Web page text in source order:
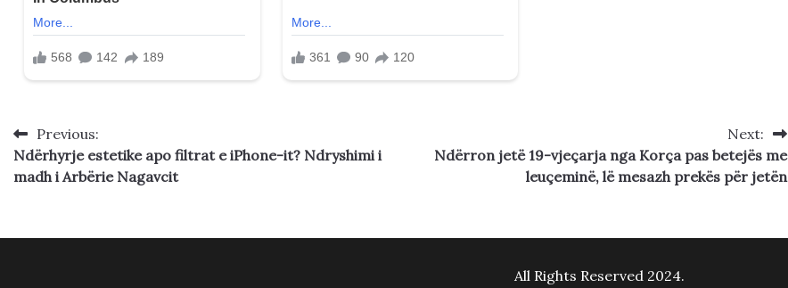
Post
navigation
Previous:
Ndërhyrje estetike apo filtrat e iPhone-it? Ndryshimi i
madh i Arbërie Nagavcit
Next:
Ndërron jetë 19-vjeçarja nga Korça pas betejës me
leuçeminë, lë mesazh prekës për jetën
All Rights Reserved 2024.